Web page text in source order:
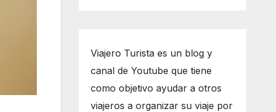
Viajero Turista es un blog y
canal de Youtube que tiene
como objetivo ayudar a otros
viajeros a organizar su viaje por